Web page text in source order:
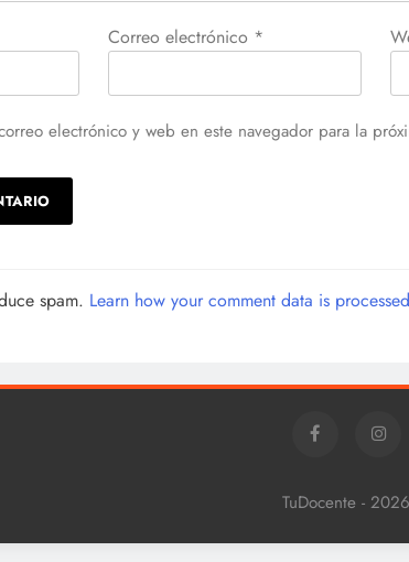
Correo electrónico *
electrónico y web en este navegador para la
spam. Learn how your comment data is
TuDocente -